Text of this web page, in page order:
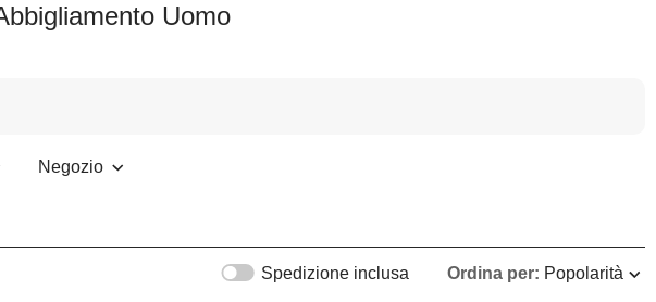
Uomo
Negozio
Ordina per: Popolarità
Spedizione inclusa